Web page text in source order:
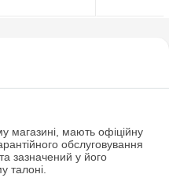
магазині, мають офіційну
обслуговування
зазначений у його
талоні.